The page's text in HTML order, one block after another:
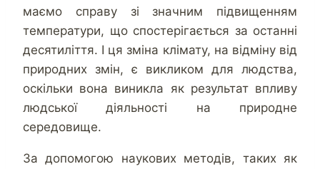
маємо справу зі значним підвищенням
температури, що спостерігається за останні
десятиліття. І ця зміна клімату, на відміну від
природних змін, є викликом для людства,
оскільки вона виникла як результат впливу
людської діяльності на природне
середовище.
За допомогою наукових методів, таких як